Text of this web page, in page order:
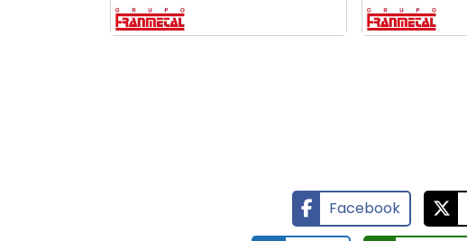
Facebook